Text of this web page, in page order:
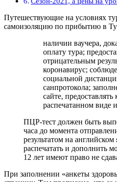
Путешествующие на условиях
самоизоляцию по прибытию в
наличии ваучера,
оплату тура;
отрицательным
коронавирус;
социальной
санпротокола;
сайте,
распечатанном виде
ПЦР-тест должен быть
часа до момента
результатом на
распечатать и дополнить
12 лет имеют право не
При заполнении «анкеты